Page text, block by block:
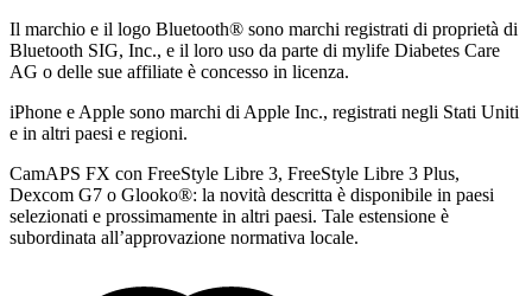
Il marchio e il logo Bluetooth® sono marchi registrati di proprietà di
Bluetooth SIG, Inc., e il loro uso da parte di mylife Diabetes Care
AG o delle sue affiliate è concesso in licenza.
iPhone e Apple sono marchi di Apple Inc., registrati negli Stati Uniti
e in altri paesi e regioni.
CamAPS FX con FreeStyle Libre 3, FreeStyle Libre 3 Plus,
Dexcom G7 o Glooko®: la novità descritta è disponibile in paesi
selezionati e prossimamente in altri paesi. Tale estensione è
subordinata all’approvazione normativa locale.